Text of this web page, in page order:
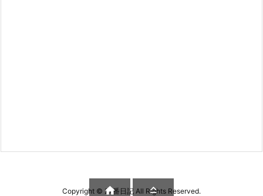
Copyright © 27番日記 All Rights Reserved.
 